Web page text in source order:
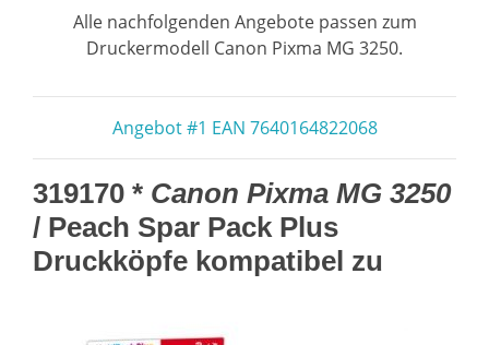
Alle nachfolgenden Angebote passen zum
Druckermodell Canon Pixma MG 3250.
Angebot #1 EAN 7640164822068
319170 * Canon Pixma MG 3250
/ Peach Spar Pack Plus
Druckköpfe kompatibel zu